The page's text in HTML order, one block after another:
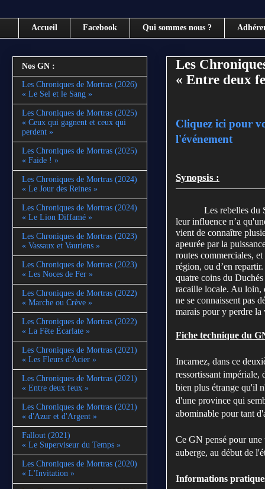
Accueil Facebook Qui sommes nous ?
Les
« Entre deux
Cliquez ici pour
l'événement
Synopsis :
Les rebelles du
leur influence n’a
vient de connaître
apeurée par la
routes commerciales,
région, ou d’en
quatre coins du
racaille locale. Au loin,
ne se connaissent pas
marais pour y perdre la
Fiche technique du
Incarnez, dans ce
ressortissant impériale,
bien plus étrange qu'il
d'une province qui
abominable pour tant
Ce GN pensé pour une
auberge, au début de
Informations
Nos GN :
Les Chroniques de Mortras (2026)
« Le Sel et le Sang »
Les Chroniques de Mortras (2025)
« Ceux qui gagnent et ceux qui
perdent »
Les Chroniques de Mortras (2025)
« Faide ! »
Les Chroniques de Mortras (2024)
« Le Jour des Reines »
Les Chroniques de Mortras (2024)
« Le Lion Diffamé »
Les Chroniques de Mortras (2023)
« Vassaux et Vauriens »
Les Chroniques de Mortras (2023)
« Les Noces de Fer »
Les Chroniques de Mortras (2022)
« Marche ou Crève »
Les Chroniques de Mortras (2022)
« La Fête Écarlate »
Les Chroniques de Mortras (2021)
« Les Fleurs d'Acier »
Les Chroniques de Mortras (2021)
« Entre deux feux »
Les Chroniques de Mortras (2021)
« d'Azur et d'Argent »
Fallout (2021)
« Le Superviseur du Temps »
Les Chroniques de Mortras (2020)
« L'Invitation »